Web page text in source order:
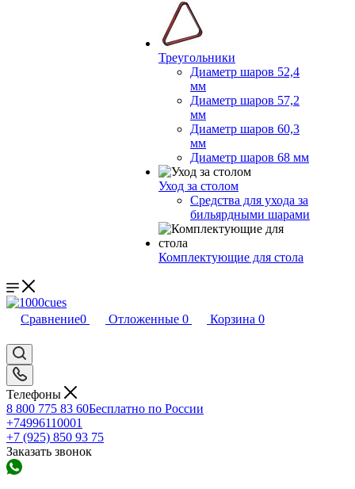
Треугольники
Диаметр шаров 52,4
мм
Диаметр шаров 57,2
мм
Диаметр шаров 60,3
мм
Диаметр шаров 68 мм
Уход за столом
Средства для ухода за
бильярдными шарами
Комплектующие для стола
Сравнение0 Отложенные 0 Корзина 0
Телефоны
8 800 775 83 60Бесплатно по России
+74996110001
+7 (925) 850 93 75
Заказать звонок